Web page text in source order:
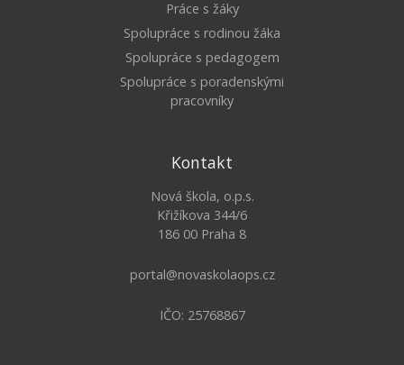
Práce s žáky
Spolupráce s rodinou žáka
Spolupráce s pedagogem
Spolupráce s poradenskými
pracovníky
Kontakt
Nová škola, o.p.s.
Křižíkova 344/6
186 00 Praha 8
portal@novaskolaops.cz
IČO: 25768867